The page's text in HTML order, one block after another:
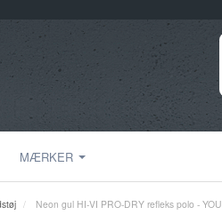
MÆRKER
Neon gul HI-VI PRO-DRY refleks polo - YOU